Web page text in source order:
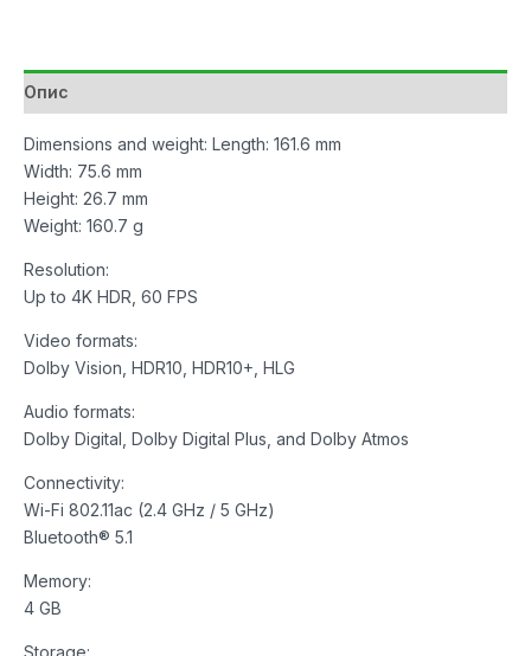
Опис
Dimensions and weight: Length: 161.6 mm
Width: 75.6 mm
Height: 26.7 mm
Weight: 160.7 g
Resolution:
Up to 4K HDR, 60 FPS
Video formats:
Dolby Vision, HDR10, HDR10+, HLG
Audio formats:
Dolby Digital, Dolby Digital Plus, and Dolby Atmos
Connectivity:
Wi-Fi 802.11ac (2.4 GHz / 5 GHz)
Bluetooth® 5.1
Memory:
4 GB
Storage: